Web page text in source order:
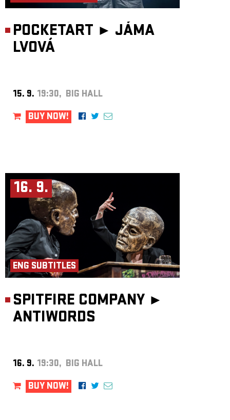
POCKETART ► JÁMA
LVOVÁ
15. 9. 19:30, BIG HALL
BUY NOW!
16. 9.
ENG SUBTITLES
SPITFIRE COMPANY ►
ANTIWORDS
16. 9. 19:30, BIG HALL
BUY NOW!